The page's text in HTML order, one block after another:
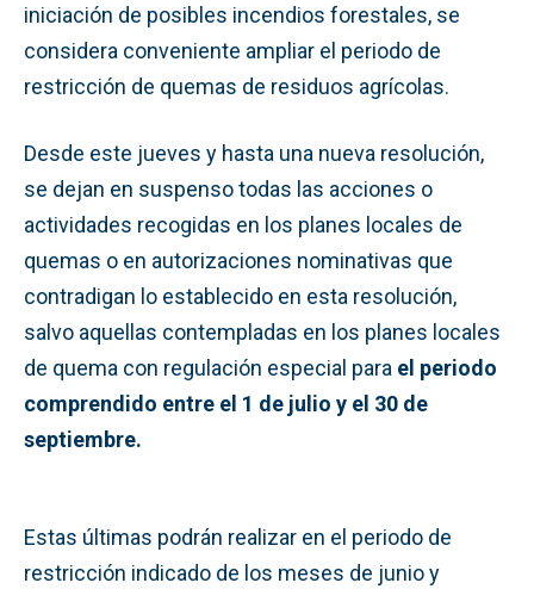
iniciación de posibles incendios forestales, se
considera conveniente ampliar el periodo de
restricción de quemas de residuos agrícolas.
Desde este jueves y hasta una nueva resolución,
se dejan en suspenso todas las acciones o
actividades recogidas en los planes locales de
quemas o en autorizaciones nominativas que
contradigan lo establecido en esta resolución,
salvo aquellas contempladas en los planes locales
de quema con regulación especial para el periodo
comprendido entre el 1 de julio y el 30 de
septiembre.
Estas últimas podrán realizar en el periodo de
restricción indicado de los meses de junio y